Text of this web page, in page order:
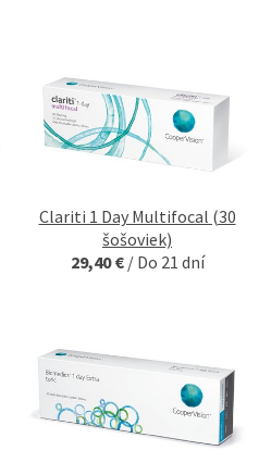
Clariti 1 Day Multifocal (30
šošoviek)
29,40 € / Do 21 dní